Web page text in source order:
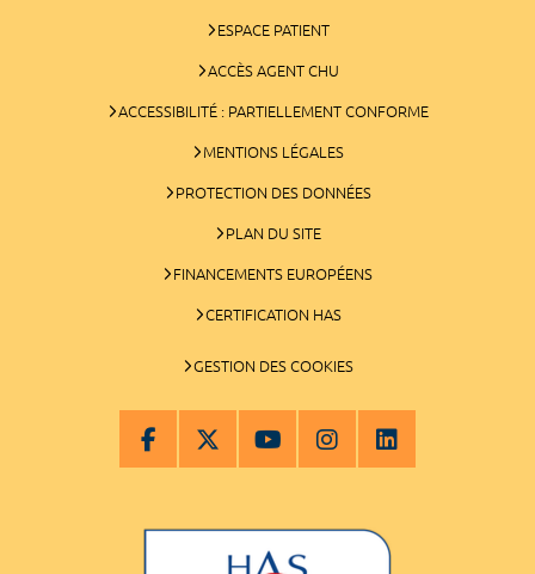
ESPACE PATIENT
ACCÈS AGENT CHU
ACCESSIBILITÉ : PARTIELLEMENT CONFORME
MENTIONS LÉGALES
PROTECTION DES DONNÉES
PLAN DU SITE
FINANCEMENTS EUROPÉENS
CERTIFICATION HAS
GESTION DES COOKIES